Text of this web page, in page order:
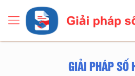
GIẢI PHÁP SỐ